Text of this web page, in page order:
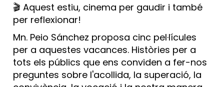
🎬 Aquest estiu, cinema per gaudir i també
per reflexionar!
Mn. Peio Sánchez proposa cinc pel·lícules
per a aquestes vacances. Històries per a
tots els públics que ens conviden a fer-nos
preguntes sobre l'acollida, la superació, la